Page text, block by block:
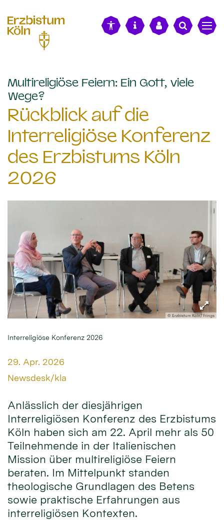
Multireligiöse Feiern: Ein Gott, viele
Wege?
Rückblick auf die
Interreligiöse Konferenz
des Erzbistums Köln
2026
© Erzbistum Köln/ Frings
Interreligiöse Konferenz 2026
Datum:
29. Apr. 2026
Von:
Newsdesk/kla
Anlässlich der diesjährigen
Interreligiösen Konferenz des Erzbistums
Köln haben sich am 22. April mehr als 50
Teilnehmende in der Italienischen
Mission über multireligiöse Feiern
beraten. Im Mittelpunkt standen
theologische Grundlagen des Betens
sowie praktische Erfahrungen aus
interreligiösen Kontexten.